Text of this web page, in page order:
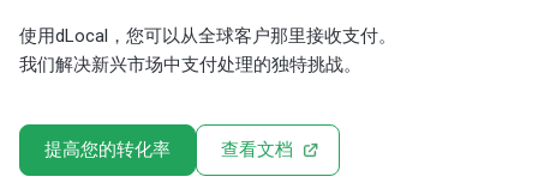
使用dLocal，您可以从全球客户那里接收支付。
我们解决新兴市场中支付处理的独特挑战。
提高您的转化率 查看文档